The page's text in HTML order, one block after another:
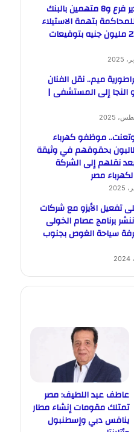
إحالة مدير فرع و8 متهمين بالبنك
بتهمة الاستيلاء
على 23.5 مليون جنيه بتوقيعات
ميم.. نقل الفنان
النجا إلى المستشفى |
موظفو كهرباء
بحقوقهم في وثيقة
نقلهم إلى الشركة
مصر
تفعيل الأيزو مع شركات
برنامج عصام الخولى
سياحة الغوص بجنوب
عاطف عبد اللطيف: مصر
تمتلك مقومات إنشاء مطار
ينافس دبي وإسطنبول